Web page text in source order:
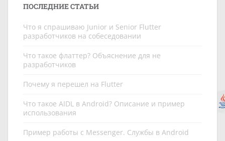
ПОСЛЕДНИЕ СТАТЬИ
Что я спрашиваю Junior и Senior Flutter
разработчиков на собеседовании
Что такое флаттер? Объяснение для не
разработчиков
Почему я перешел на Flutter
Что такое AIDL в Android? Описание и пример
использования
Пример работы c Messenger. Службы в Android